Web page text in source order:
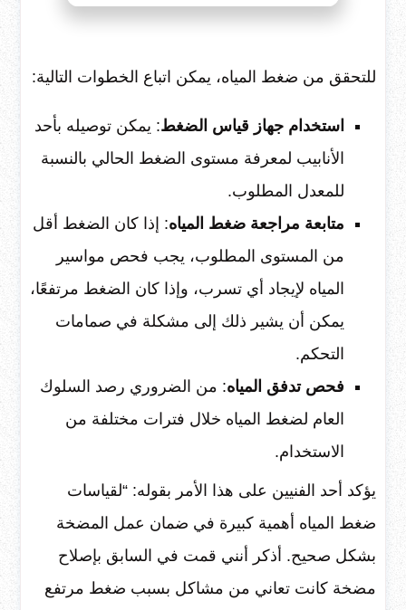
للتحقق من ضغط المياه، يمكن اتباع الخطوات التالية:
استخدام جهاز قياس الضغط: يمكن توصيله بأحد
الأنابيب لمعرفة مستوى الضغط الحالي بالنسبة
للمعدل المطلوب.
متابعة مراجعة ضغط المياه: إذا كان الضغط أقل
من المستوى المطلوب، يجب فحص مواسير
المياه لإيجاد أي تسرب، وإذا كان الضغط مرتفعًا،
يمكن أن يشير ذلك إلى مشكلة في صمامات
التحكم.
فحص تدفق المياه: من الضروري رصد السلوك
العام لضغط المياه خلال فترات مختلفة من
الاستخدام.
يؤكد أحد الفنيين على هذا الأمر بقوله: “لقياسات
ضغط المياه أهمية كبيرة في ضمان عمل المضخة
بشكل صحيح. أذكر أنني قمت في السابق بإصلاح
مضخة كانت تعاني من مشاكل بسبب ضغط مرتفع